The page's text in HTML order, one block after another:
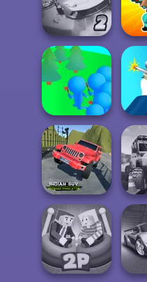
Alphabet: Merge
And Fight
Ultimate Flying
Car 2
Crowd
Lumberjack
Indian SUV
Offroad
Simulator